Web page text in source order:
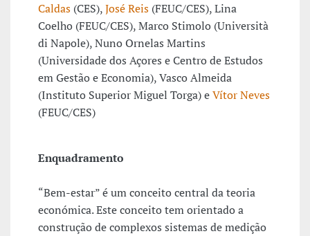
Caldas (CES),José Reis (FEUC/CES), Lina
Coelho (FEUC/CES), Marco Stimolo (Università
di Napole), Nuno Ornelas Martins
(Universidade dos Açores e Centro de Estudos
em Gestão e Economia), Vasco Almeida
(Instituto Superior Miguel Torga) eVítor Neves
(FEUC/CES)
Enquadramento
“Bem-estar” é um conceito central da teoria
económica. Este conceito tem orientado a
construção de complexos sistemas de medição